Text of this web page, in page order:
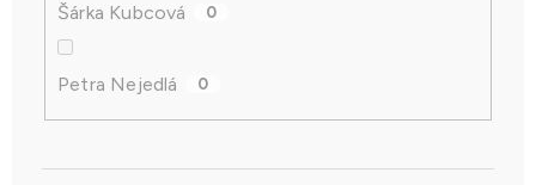
Šárka Kubcová 0
Petra Nejedlá 0